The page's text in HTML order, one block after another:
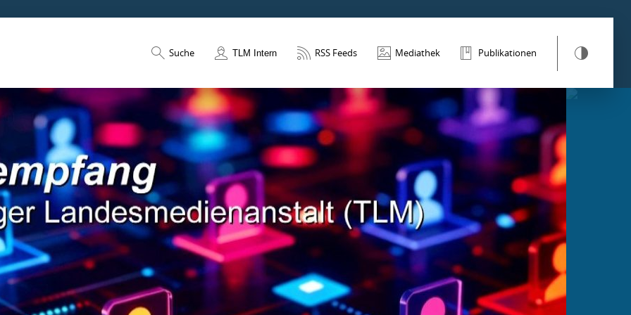
Suche TLM Intern RSS Feeds Mediathek Publikationen